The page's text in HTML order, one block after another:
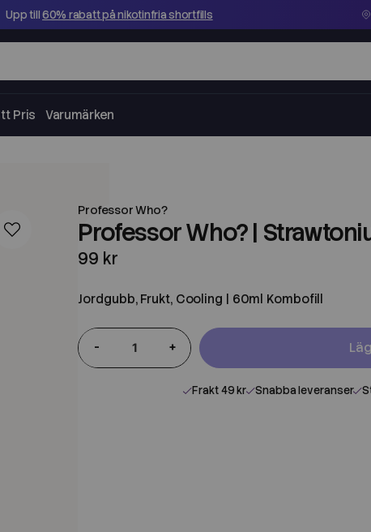
Upp till60% rabatt på nikotinfria shortfills
Pris Varumärken
Professor Who?
Professor Who? |
99 kr
Jordgubb, Frukt, Cooling | 60ml Kombofill
- +
Frakt 49 kr Snabba leveranser